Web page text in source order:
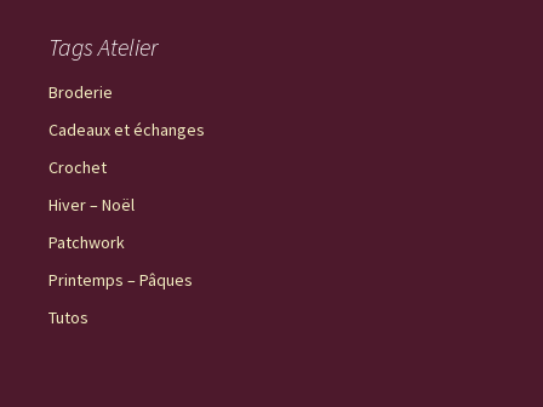
Tags Atelier
Broderie
Cadeaux et échanges
Crochet
Hiver – Noël
Patchwork
Printemps – Pâques
Tutos